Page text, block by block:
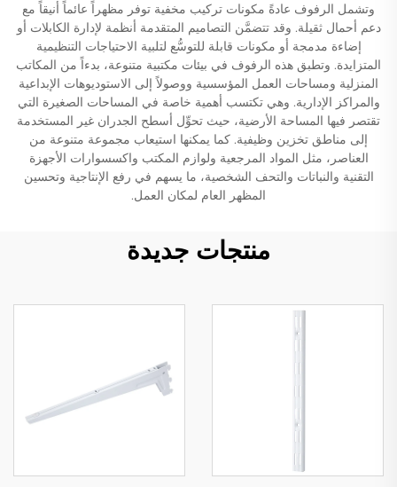
وتشمل الرفوف عادةً مكونات تركيب مخفية توفر مظهراً عائماً أنيقاً مع
دعم أحمال ثقيلة. وقد تتضمَّن التصاميم المتقدمة أنظمة لإدارة الكابلات أو
إضاءة مدمجة أو مكونات قابلة للتوسُّع لتلبية الاحتياجات التنظيمية
المتزايدة. وتطبق هذه الرفوف في بيئات مكتبية متنوعة، بدءاً من المكاتب
المنزلية ومساحات العمل المؤسسية ووصولاً إلى الاستوديوهات الإبداعية
والمراكز الإدارية. وهي تكتسب أهمية خاصة في المساحات الصغيرة التي
تقتصر فيها المساحة الأرضية، حيث تحوِّل أسطح الجدران غير المستخدمة
إلى مناطق تخزين وظيفية. كما يمكنها استيعاب مجموعة متنوعة من
العناصر، مثل المواد المرجعية ولوازم المكتب واكسسوارات الأجهزة
التقنية والنباتات والتحف الشخصية، ما يسهم في رفع الإنتاجية وتحسين
المظهر العام لمكان العمل.
منتجات جديدة